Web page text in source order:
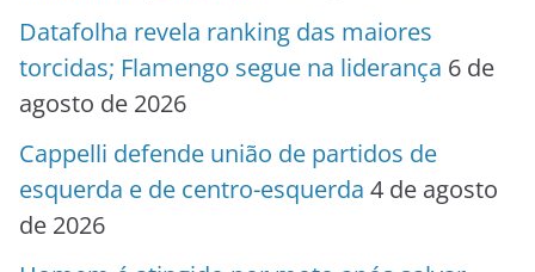
Datafolha revela ranking das maiores
torcidas; Flamengo segue na liderança 6 de
agosto de 2026
Cappelli defende união de partidos de
esquerda e de centro-esquerda 4 de agosto
de 2026